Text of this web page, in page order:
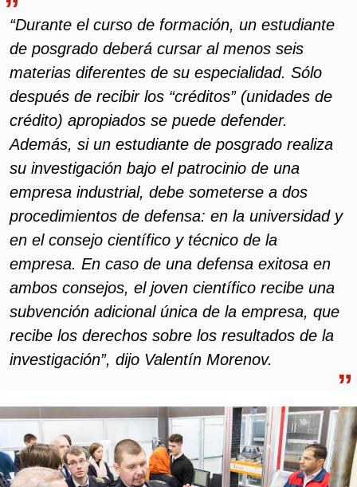
“Durante el curso de formación, un estudiante
de posgrado deberá cursar al menos seis
materias diferentes de su especialidad. Sólo
después de recibir los “créditos” (unidades de
crédito) apropiados se puede defender.
Además, si un estudiante de posgrado realiza
su investigación bajo el patrocinio de una
empresa industrial, debe someterse a dos
procedimientos de defensa: en la universidad y
en el consejo científico y técnico de la
empresa. En caso de una defensa exitosa en
ambos consejos, el joven científico recibe una
subvención adicional única de la empresa, que
recibe los derechos sobre los resultados de la
investigación”, dijo Valentín Morenov.